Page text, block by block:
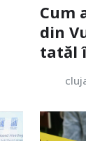
Cum
din
tatăl